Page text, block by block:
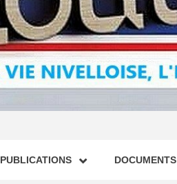
PUBLICATIONS DOCUMENTS